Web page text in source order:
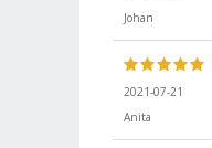
Johan
2021-07-21
Anita